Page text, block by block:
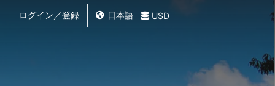
ログイン／登録 日本語 USD